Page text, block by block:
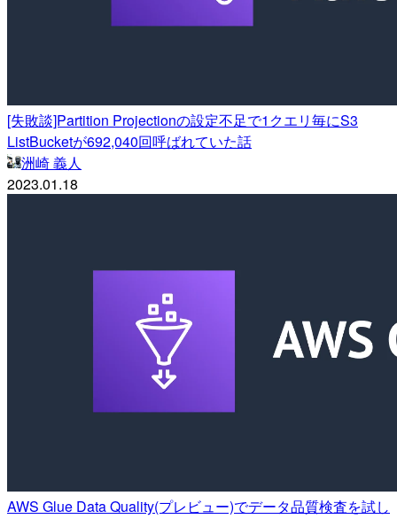
[失敗談]Partition Projectionの設定不足で1クエリ毎にS3
ListBucketが692,040回呼ばれていた話
洲崎 義人
2023.01.18
AWS Glue Data Quality(プレビュー)でデータ品質検査を試し